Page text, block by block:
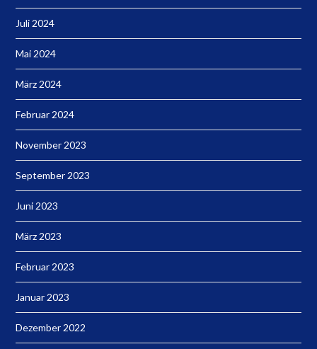
Juli 2024
Mai 2024
März 2024
Februar 2024
November 2023
September 2023
Juni 2023
März 2023
Februar 2023
Januar 2023
Dezember 2022